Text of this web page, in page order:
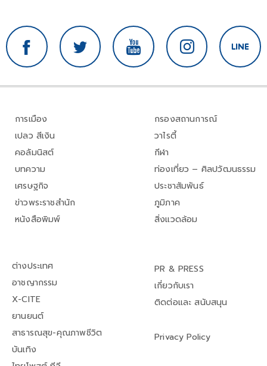
การเมือง
เปลว สีเงิน
คอลัมนิสต์
บทความ
เศรษฐกิจ
ข่าวพระราชสำนัก
หนังสือพิมพ์
กรองสถานการณ์
วาไรตี้
กีฬา
ท่องเที่ยว – ศิลปวัฒนธรรม
ประชาสัมพันธ์
ภูมิภาค
สิ่งแวดล้อม
ต่างประเทศ
อาชญากรรม
X-CITE
ยานยนต์
สาธารณสุข-คุณภาพชีวิต
บันเทิง
PR & PRESS
เกี่ยวกับเรา
ติดต่อและ สนับสนุน
Privacy Policy